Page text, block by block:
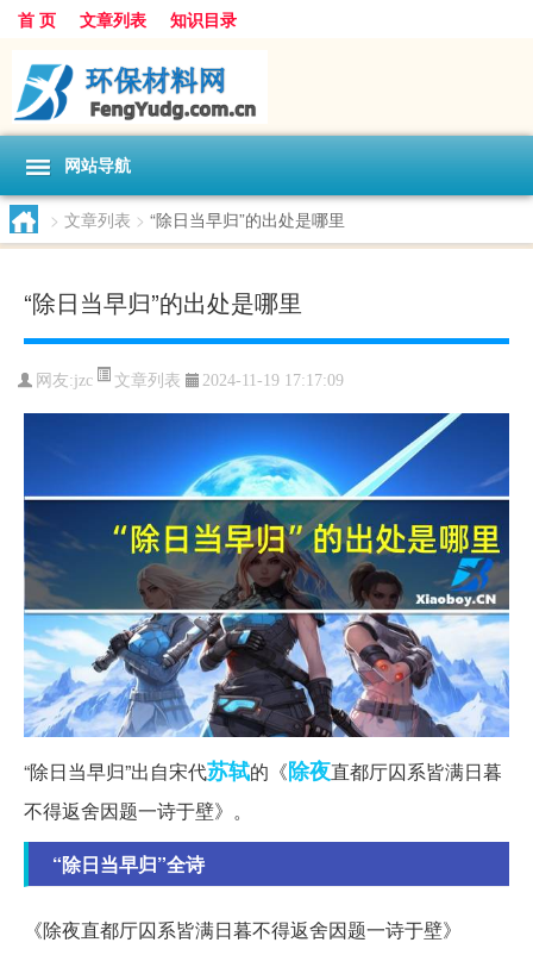
首 页 文章列表 知识目录
网站导航
> 文章列表 > “除日当早归”的出处是哪里
“除日当早归”的出处是哪里
网友:jzc 文章列表 2024-11-19 17:17:09
“除日当早归”出自宋代苏轼的《除夜直都厅囚系皆满日暮
不得返舍因题一诗于壁》。
“除日当早归”全诗
《除夜直都厅囚系皆满日暮不得返舍因题一诗于壁》